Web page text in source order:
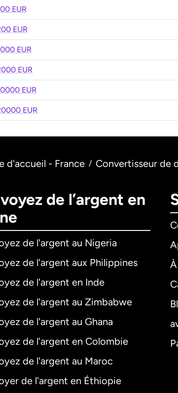
EUR
EUR
EUR
EUR
EUR
EUR
d'accueil - France / Convertisseur de
de l’argent en
de l'argent au Nigeria
de l'argent aux Philippines
de l'argent en Inde
de l'argent au Zimbabwe
de l'argent au Ghana
de l'argent en Colombie
de l'argent au Maroc
de l'argent en Éthiopie